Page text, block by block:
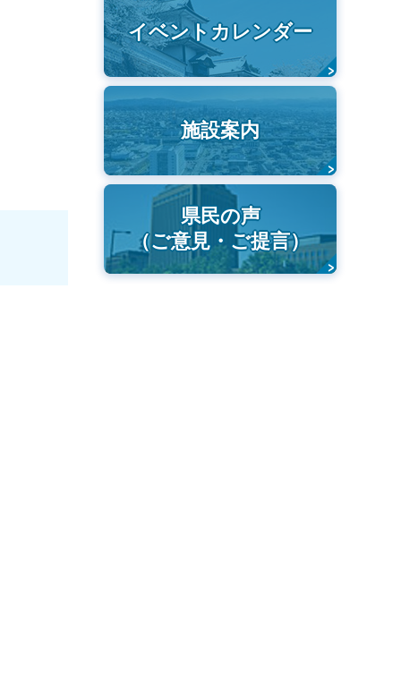
イベントカレンダー
施設案内
県民の声
（ご意見・ご提言）